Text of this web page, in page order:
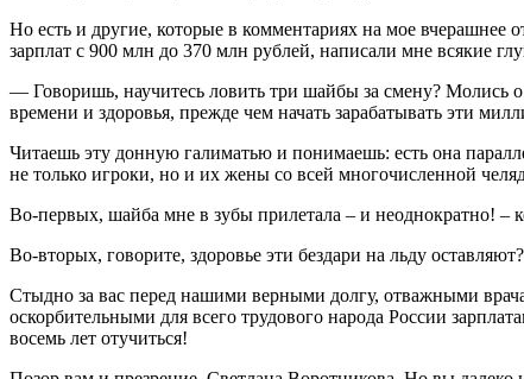
Но есть и другие, которые в комментариях на мое вчерашнее
зарплат с 900 млн до 370 млн рублей, написали мне всякие
— Говоришь, научитесь ловить три шайбы за смену? Молись о
времени и здоровья, прежде чем начать зарабатывать эти
Читаешь эту донную галиматью и понимаешь: есть она
не только игроки, но и их жены со всей многочисленной
Во-первых, шайба мне в зубы прилетала – и неоднократно! –
Во-вторых, говорите, здоровье эти бездари на льду
Стыдно за вас перед нашими верными долгу, отважными
оскорбительными для всего трудового народа России
восемь лет отучиться!